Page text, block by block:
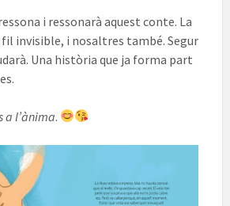
i ressonarà aquest conte. La
fil invisible, i nosaltres també. Segur
Una història que ja forma part
a l’ànima.